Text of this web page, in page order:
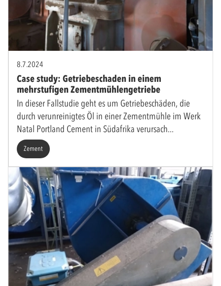
8.7.2024
Case study: Getriebeschaden in einem
mehrstufigen Zementmühlengetriebe
In dieser Fallstudie geht es um Getriebeschäden, die
durch verunreinigtes Öl in einer Zementmühle im Werk
Natal Portland Cement in Südafrika verursach
Zement